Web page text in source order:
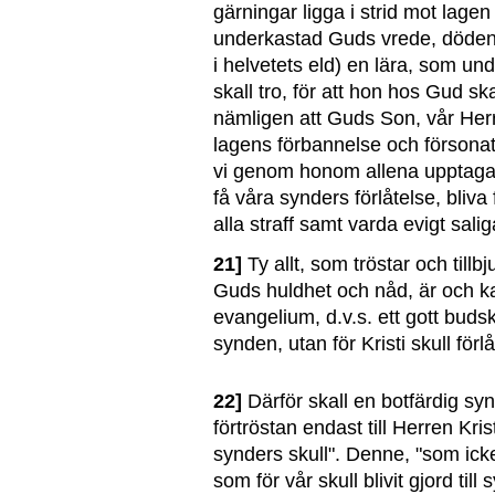
gärningar ligga i strid mot
underkastad Guds vrede,
i helvetets eld) en lära, som
skall tro, för att hon hos Gud
nämligen att Guds Son, vår
lagens förbannelse och
vi genom honom allena
få våra synders förlåtelse,
alla straff samt varda evigt
21] Ty allt, som tröstar och
Guds huldhet och nåd, är och
evangelium, d.v.s. ett gott
synden, utan för Kristi skull
22] Därför skall en botfärdig
förtröstan endast till Herren
synders skull". Denne, "som
som för vår skull blivit gjord till